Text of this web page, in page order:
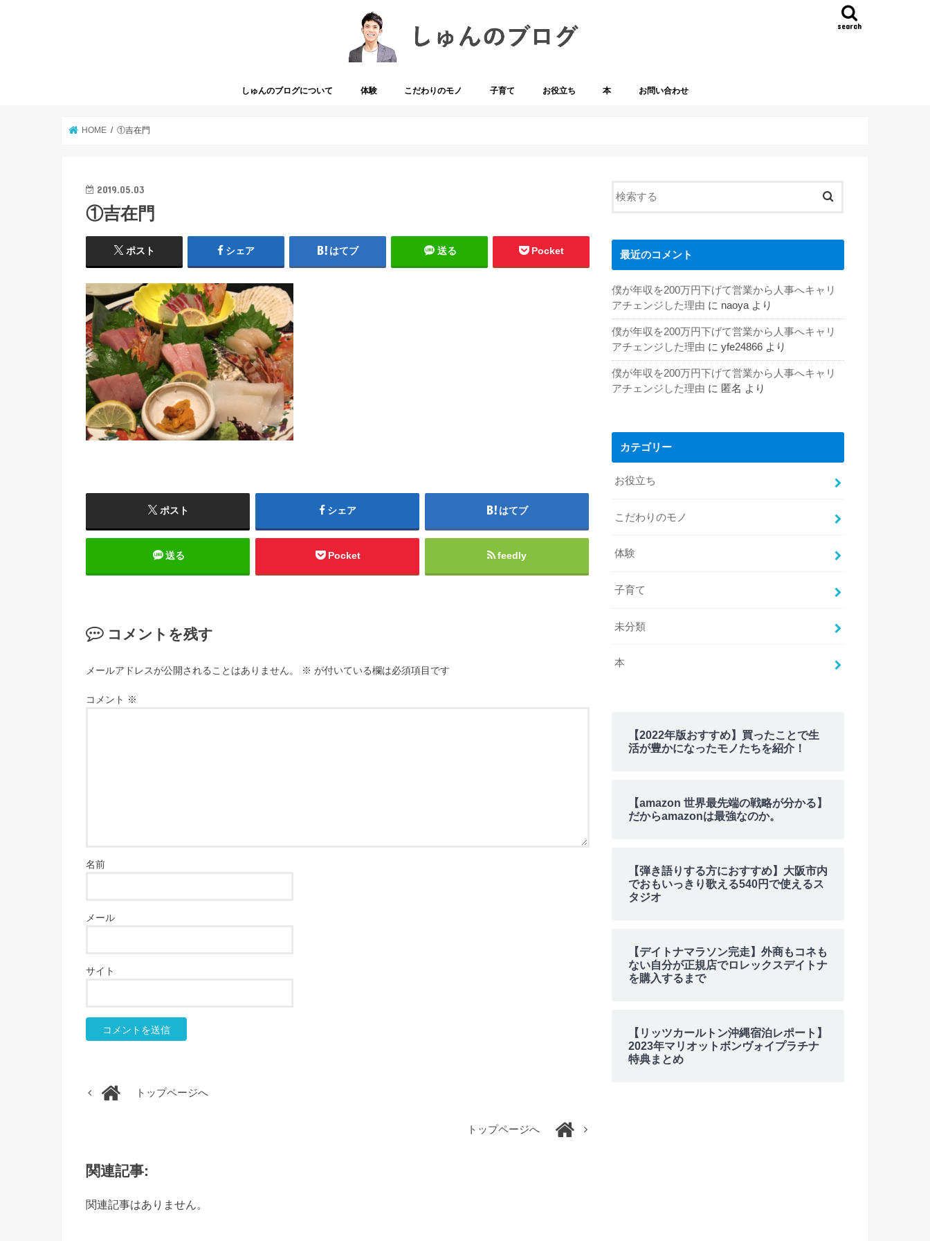
search
しゅんのブログについて 体験 こだわりのモノ 子育て お役立ち 本 お問い合わせ
HOME ①吉在門
2019.05.03
①吉在門
ポスト シェア はてブ 送る Pocket
ポスト シェア はてブ
送る Pocket feedly
コメントを残す
メールアドレスが公開されることはありません。 ※ が付いている欄は必須項目です
コメント ※
名前
メール
サイト
トップページへ
トップページへ
関連記事:
関連記事はありません。
最近のコメント
僕が年収を200万円下げて営業から人事へキャリ
アチェンジした理由 に naoyaより
僕が年収を200万円下げて営業から人事へキャリ
アチェンジした理由 に yfe24866 より
僕が年収を200万円下げて営業から人事へキャリ
アチェンジした理由 に 匿名 より
カテゴリー
お役立ち
こだわりのモノ
体験
子育て
未分類
本
【2022年版おすすめ】買ったことで生
活が豊かになったモノたちを紹介！
【amazon 世界最先端の戦略が分かる】
だからamazonは最強なのか。
【弾き語りする方におすすめ】大阪市内
でおもいっきり歌える540円で使えるス
タジオ
【デイトナマラソン完走】外商もコネも
ない自分が正規店でロレックスデイトナ
を購入するまで
【リッツカールトン沖縄宿泊レポート】
2023年マリオットボンヴォイプラチナ
特典まとめ